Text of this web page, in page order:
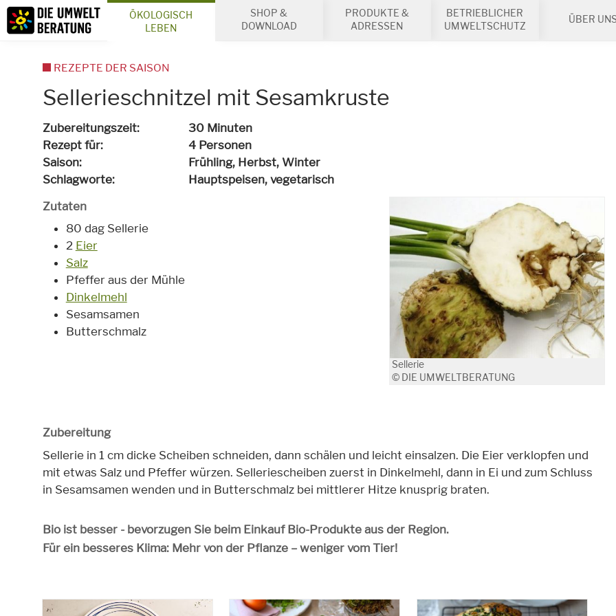
Inhalt
Suche
ÖKOLOGISCH
LEBEN
SHOP &
DOWNLOAD
PRODUKTE &
ADRESSEN
BETRIEBLICHER
UMWELTSCHUTZ
ÜBER
Sellerieschnitzel mit Sesamkruste
Zubereitungszeit
30 Minuten
Rezept für
4 Personen
Saison
Frühling, Herbst, Winter
Schlagworte
Hauptspeisen,vegetarisch
Sellerie
© DIE UMWELTBERATUNG
Zutaten
80 dag Sellerie
2 Eier
Salz
Pfeffer aus der Mühle
Dinkelmehl
Sesamsamen
Butterschmalz
Zubereitung
Sellerie in 1 cm dicke Scheiben schneiden, dann schälen und leicht einsalzen. Die Eier verklopfen und
mit etwas Salz und Pfeffer würzen. Selleriescheiben zuerst in Dinkelmehl, dann in Ei und zum Schluss
in Sesamsamen wenden und in Butterschmalz bei mittlerer Hitze knusprig braten.
Bio ist besser - bevorzugen Sie beim Einkauf Bio-Produkte aus der Region.
Für ein besseres Klima: Mehr von der Pflanze – weniger vom Tier!
REZEPTE DER SAISON